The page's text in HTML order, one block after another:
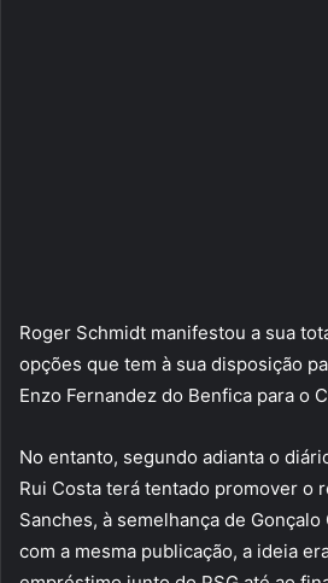
Roger Schmidt manifestou a sua
opções que tem à sua disposição
Enzo Fernandez do Benfica para o
No entanto, segundo adianta o
Rui Costa terá tentado promover o
Sanches, à semelhança de
com a mesma publicação, a ideia